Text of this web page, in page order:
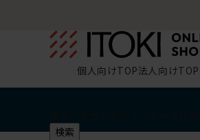
個人向けTOP法人向けTOP
検索